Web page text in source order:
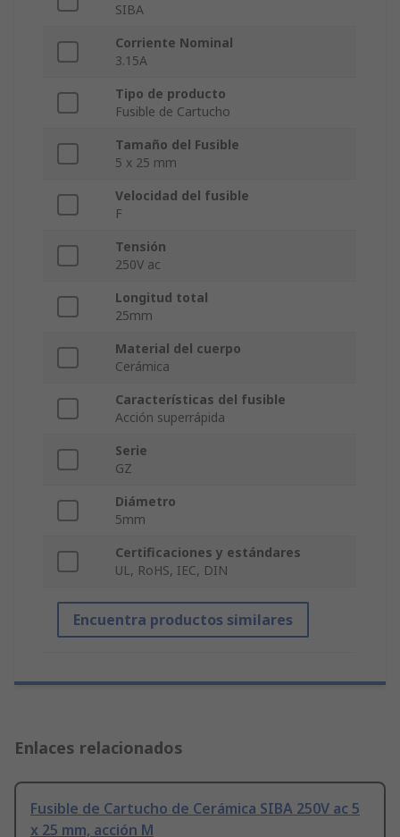
SIBA
Corriente Nominal
3.15A
Tipo de producto
Fusible de Cartucho
Tamaño del Fusible
5 x 25 mm
Velocidad del fusible
F
Tensión
250V ac
Longitud total
25mm
Material del cuerpo
Cerámica
Características del fusible
Acción superrápida
Serie
GZ
Diámetro
5mm
Certificaciones y estándares
UL, RoHS, IEC, DIN
Encuentra productos similares
Enlaces relacionados
Fusible de Cartucho de Cerámica SIBA 250V ac 5
x 25 mm, acción M